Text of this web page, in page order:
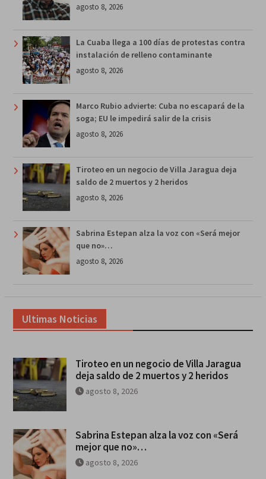
agosto 8, 2026
La Cuaba llega a 100 días de protestas contra
instalación de relleno contaminante
agosto 8, 2026
Marco Rubio advierte: Cuba no escapará de la
soga; EU le impedirá salir de la crisis
agosto 8, 2026
Tiroteo en un negocio de Villa Jaragua deja
saldo de 2 muertos y 2 heridos
agosto 8, 2026
Sabrina Estepan alza la voz con «Será mejor
que no»…
agosto 8, 2026
Ultimas Noticias
Tiroteo en un negocio de Villa Jaragua
deja saldo de 2 muertos y 2 heridos
agosto 8, 2026
Sabrina Estepan alza la voz con «Será
mejor que no»…
agosto 8, 2026